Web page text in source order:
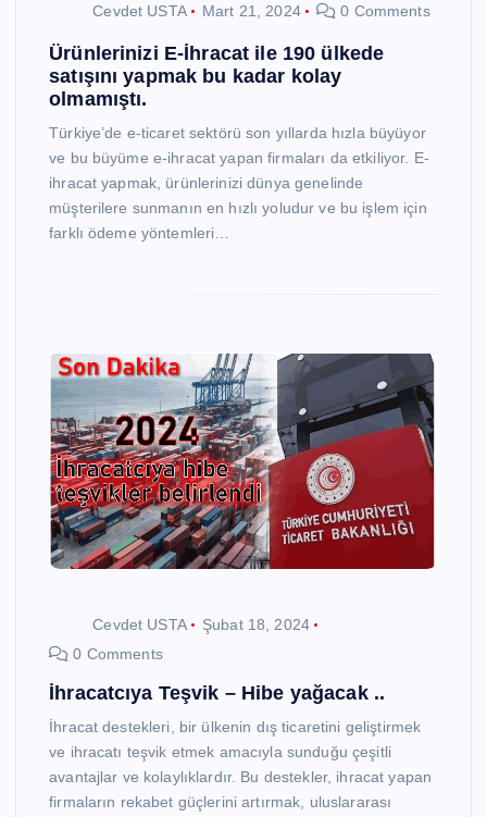
Cevdet USTA Mart 21, 2024 0 Comments
Ürünlerinizi E-İhracat ile 190 ülkede
satışını yapmak bu kadar kolay
olmamıştı.
Türkiye’de e-ticaret sektörü son yıllarda hızla büyüyor
ve bu büyüme e-ihracat yapan firmaları da etkiliyor. E-
ihracat yapmak, ürünlerinizi dünya genelinde
müşterilere sunmanın en hızlı yoludur ve bu işlem için
farklı ödeme yöntemleri…
Cevdet USTA
Şubat 18, 2024
0 Comments
İhracatcıya Teşvik – Hibe yağacak ..
İhracat destekleri, bir ülkenin dış ticaretini geliştirmek
ve ihracatı teşvik etmek amacıyla sunduğu çeşitli
avantajlar ve kolaylıklardır. Bu destekler, ihracat yapan
firmaların rekabet güçlerini artırmak, uluslararası